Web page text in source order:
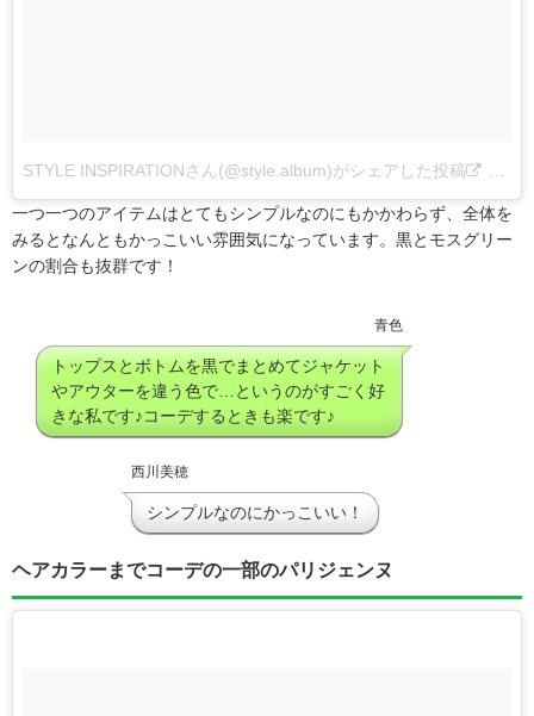
STYLE INSPIRATIONさん(@style.album)がシェアした投稿
一つ一つのアイテムはとてもシンプルなのにもかかわらず、全体を
みるとなんともかっこいい雰囲気になっています。黒とモスグリー
ンの割合も抜群です！
青色
トップスとボトムを黒でまとめてジャケット
やアウターを違う色で…というのがすごく好
きな私です♪コーデするときも楽です♪
西川美穂
シンプルなのにかっこいい！
ヘアカラーまでコーデの一部のパリジェンヌ